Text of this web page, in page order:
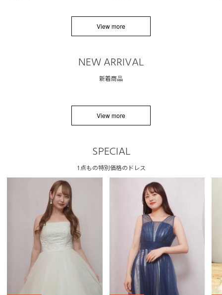
View more
NEW ARRIVAL
新着商品
View more
SPECIAL
1点もの特別価格のドレス